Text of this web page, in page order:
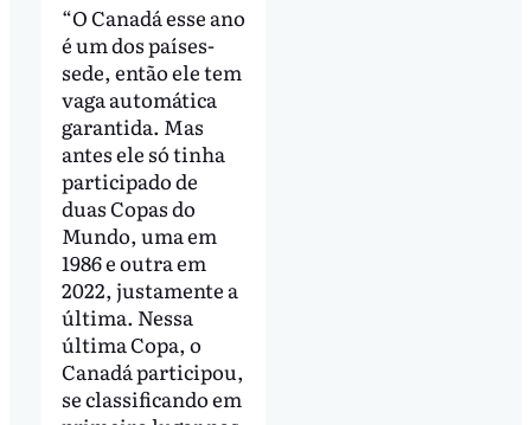
“O Canadá esse ano
é um dos países-
sede, então ele tem
vaga automática
garantida. Mas
antes ele só tinha
participado de
duas Copas do
Mundo, uma em
1986 e outra em
2022, justamente a
última. Nessa
última Copa, o
Canadá participou,
se classificando em